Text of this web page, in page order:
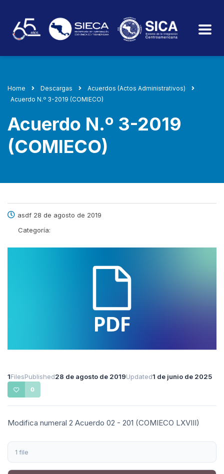
Home Descargas
Acuerdos (Actos Administrativos)
Acuerdo N.º 3-2019 (COMIECO)
Acuerdo N.º 3-2019
(COMIECO)
asdf 28 de agosto de 2019
Categoría:
1FilesPublished28 de agosto de 2019Updated1 de junio de 2025
0
Modifica numeral 2 Acuerdo 02 - 201 (COMIECO LXVIII)
1 file